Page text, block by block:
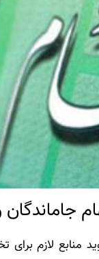
جاماندگان
منابع لازم